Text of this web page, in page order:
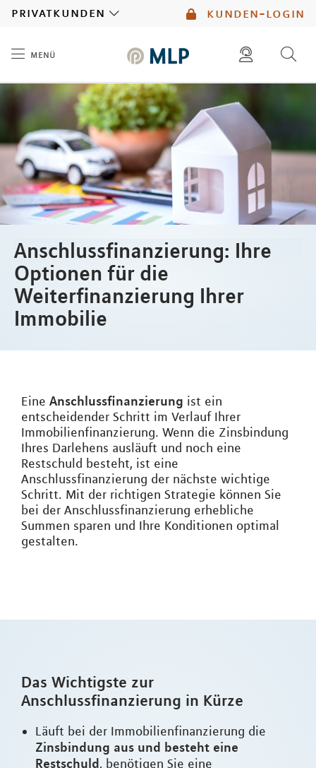
kunden-login
privatkunden
menü
diese website durchsuchen
mlp berater finden
Inhalt
Anschlussfinanzierung: Ihre
Optionen für die
Weiterfinanzierung Ihrer
Immobilie
Eine Anschlussfinanzierung ist ein
entscheidender Schritt im Verlauf Ihrer
Immobilienfinanzierung. Wenn die Zinsbindung
Ihres Darlehens ausläuft und noch eine
Restschuld besteht, ist eine
Anschlussfinanzierung der nächste wichtige
Schritt. Mit der richtigen Strategie können Sie
bei der Anschlussfinanzierung erhebliche
Summen sparen und Ihre Konditionen optimal
gestalten.
Das Wichtigste zur
Anschlussfinanzierung in Kürze
Läuft bei der Immobilienfinanzierung die
Zinsbindung aus und besteht eine
Restschuld, benötigen Sie eine